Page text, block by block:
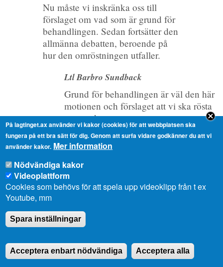
Nu måste vi inskränka oss till
förslaget om vad som är grund för
behandlingen. Sedan fortsätter den
allmänna debatten, beroende på
hur den omröstningen utfaller.
Ltl Barbro Sundback
Grund för behandlingen är väl den här
motionen och förslaget att vi ska rösta
om punkt ett.
Talmannen
framställningen ska vara grund
eller motionen ska vara grund.
Det här övergår min formalistiska
Talmannen
På lagtinget.ax använder vi kakor (cookies) för att webbplatsen ska
fungera på ett bra sätt för dig. Genom att surfa vidare godkänner du att vi
använder kakor. Mer information
Nödvändiga kakor
Videoplattform
Cookies som behövs för att spela upp videoklipp från t ex
Youtube, mm
Spara inställningar
Acceptera enbart nödvändiga Acceptera alla